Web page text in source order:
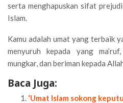
serta menghapuskan sifat
Islam.
Kamu adalah umat yang terbaik
menyuruh kepada yang
mungkar, dan beriman kepada
Baca Juga:
‘Umat Islam sokong